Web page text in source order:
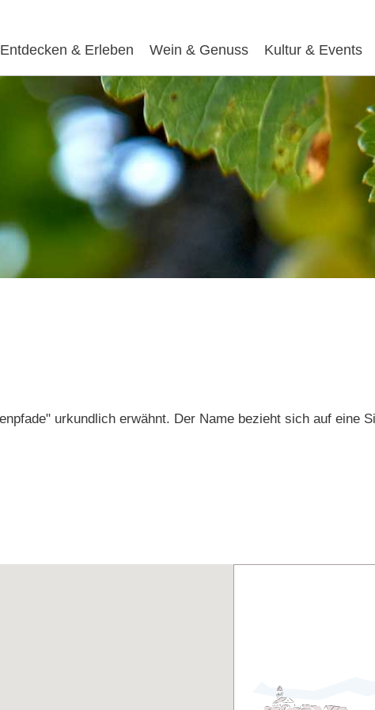
Entdecken & Erleben Wein & Genuss Kultur & Events
urkundlich erwähnt. Der Name bezieht sich auf eine